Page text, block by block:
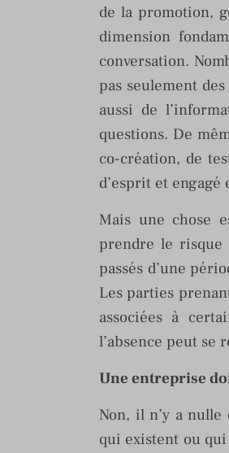
de la promotion,
dimension
conversation.
pas seulement
aussi de
questions. De
co-création, de
d’esprit et
Mais une chose
prendre le risque
passés d’une
Les parties
associées à
l’absence peut se
Une entreprise
Non, il n’y a
qui existent ou qui